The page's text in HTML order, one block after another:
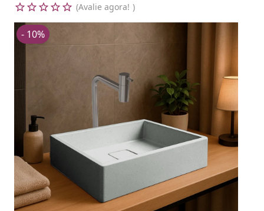
Avalie agora!
- 10%